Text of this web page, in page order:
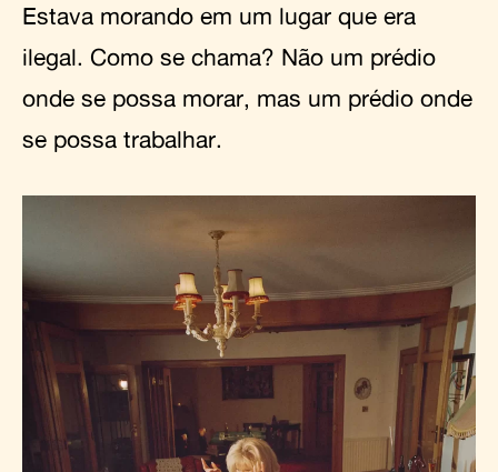
Estava morando em um lugar que era
ilegal. Como se chama? Não um prédio
onde se possa morar, mas um prédio onde
se possa trabalhar.